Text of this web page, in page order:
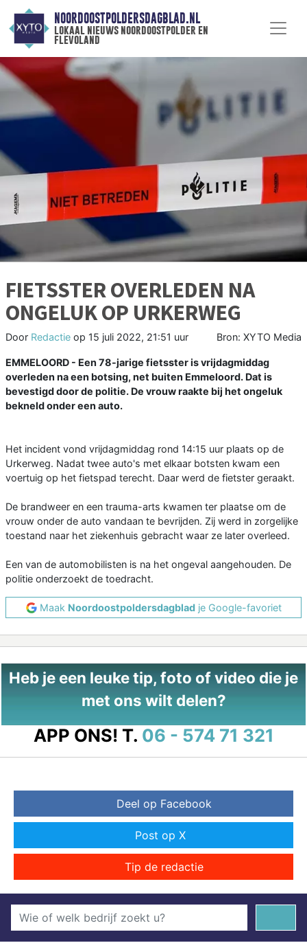
NOORDOOSTPOLDERSDAGBLAD.NL
lokaal nieuws noordoostpolder en
flevoland
FIETSSTER OVERLEDEN NA
ONGELUK OP URKERWEG
Door Redactie op 15 juli 2022, 21:51 uur Bron: XYTO Media
EMMELOORD - Een 78-jarige fietsster is vrijdagmiddag
overleden na een botsing, net buiten Emmeloord. Dat is
bevestigd door de politie. De vrouw raakte bij het ongeluk
bekneld onder een auto.
Het incident vond vrijdagmiddag rond 14:15 uur plaats op de
Urkerweg. Nadat twee auto's met elkaar botsten kwam een
voertuig op het fietspad terecht. Daar werd de fietster geraakt.
De brandweer en een trauma-arts kwamen ter plaatse om de
vrouw onder de auto vandaan te bevrijden. Zij werd in zorgelijke
toestand naar het ziekenhuis gebracht waar ze later overleed.
Een van de automobilisten is na het ongeval aangehouden. De
politie onderzoekt de toedracht.
Maak Noordoostpoldersdagbladje Google-favoriet
Heb je een leuke tip, foto of video die je
met ons wilt delen?
APP ONS! T. 06 - 574 71 321
Deel op Facebook
Post op X
Tip de redactie